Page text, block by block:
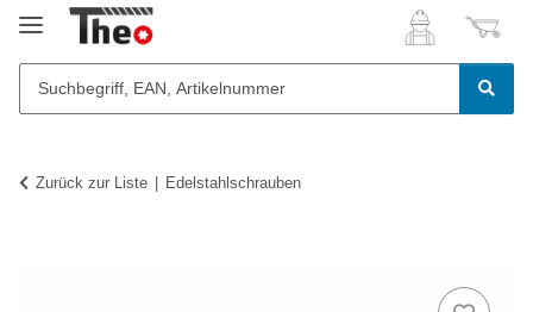
Zurück zur Liste Edelstahlschrauben